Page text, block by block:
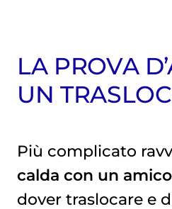
LA PROVA
UN
Più complicato
calda con un amico
dover traslocare e